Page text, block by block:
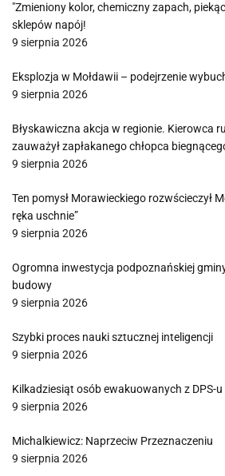
"Zmieniony kolor, chemiczny zapach,
sklepów napój!
9 sierpnia 2026
Eksplozja w Mołdawii – podejrzenie
9 sierpnia 2026
Błyskawiczna akcja w regionie. Kierowca
zauważył zapłakanego chłopca
9 sierpnia 2026
Ten pomysł Morawieckiego rozwścieczył
ręka uschnie”
9 sierpnia 2026
Ogromna inwestycja podpoznańskiej
budowy
9 sierpnia 2026
Szybki proces nauki sztucznej inteligencji
9 sierpnia 2026
Kilkadziesiąt osób ewakuowanych z DPS-
9 sierpnia 2026
Michalkiewicz: Naprzeciw Przeznaczeniu
9 sierpnia 2026